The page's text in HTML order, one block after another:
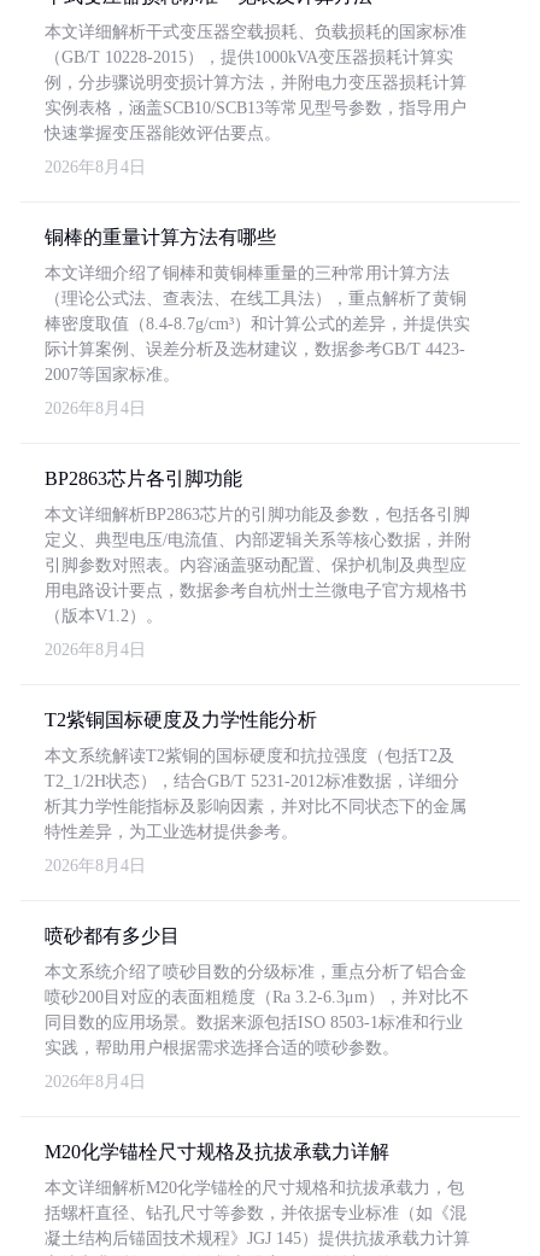
本文详细解析干式变压器空载损耗、负载损耗的国家标准
（GB/T 10228-2015），提供1000kVA变压器损耗计算实
例，分步骤说明变损计算方法，并附电力变压器损耗计算
实例表格，涵盖SCB10/SCB13等常见型号参数，指导用户
快速掌握变压器能效评估要点。
2026年8月4日
铜棒的重量计算方法有哪些
本文详细介绍了铜棒和黄铜棒重量的三种常用计算方法
（理论公式法、查表法、在线工具法），重点解析了黄铜
棒密度取值（8.4-8.7g/cm³）和计算公式的差异，并提供实
际计算案例、误差分析及选材建议，数据参考GB/T 4423-
2007等国家标准。
2026年8月4日
BP2863芯片各引脚功能
本文详细解析BP2863芯片的引脚功能及参数，包括各引脚
定义、典型电压/电流值、内部逻辑关系等核心数据，并附
引脚参数对照表。内容涵盖驱动配置、保护机制及典型应
用电路设计要点，数据参考自杭州士兰微电子官方规格书
（版本V1.2）。
2026年8月4日
T2紫铜国标硬度及力学性能分析
本文系统解读T2紫铜的国标硬度和抗拉强度（包括T2及
T2_1/2H状态），结合GB/T 5231-2012标准数据，详细分
析其力学性能指标及影响因素，并对比不同状态下的金属
特性差异，为工业选材提供参考。
2026年8月4日
喷砂都有多少目
本文系统介绍了喷砂目数的分级标准，重点分析了铝合金
喷砂200目对应的表面粗糙度（Ra 3.2-6.3μm），并对比不
同目数的应用场景。数据来源包括ISO 8503-1标准和行业
实践，帮助用户根据需求选择合适的喷砂参数。
2026年8月4日
M20化学锚栓尺寸规格及抗拔承载力详解
本文详细解析M20化学锚栓的尺寸规格和抗拔承载力，包
括螺杆直径、钻孔尺寸等参数，并依据专业标准（如《混
凝土结构后锚固技术规程》JGJ 145）提供抗拔承载力计算